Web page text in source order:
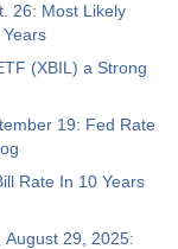
-17.2 K
commerciales
4.9 K
26: Most Likely
(XBIL) a Strong
19: Fed Rate
Rate In 10 Years
August 29, 2025: